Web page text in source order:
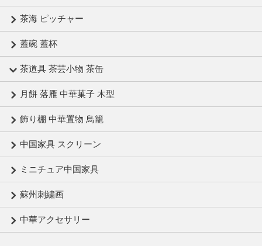
茶海 ピッチャー
蓋碗 蓋杯
茶道具 茶芸小物 茶缶
月餅 落雁 中華菓子 木型
飾り棚 中華置物 鳥籠
中国家具 スクリーン
ミニチュア中国家具
蘇州刺繍画
中華アクセサリー